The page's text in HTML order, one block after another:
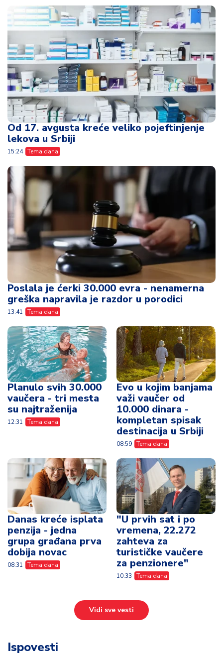
Od 17. avgusta kreće veliko pojeftinjenje
lekova u Srbiji
15:24 Tema dana
Poslala je ćerki 30.000 evra - nenamerna
greška napravila je razdor u porodici
13:41 Tema dana
Planulo svih 30.000
vaučera - tri mesta
su najtraženija
12:31 Tema dana
Evo u kojim banjama
važi vaučer od
10.000 dinara -
kompletan spisak
destinacija u Srbiji
08:59 Tema dana
Danas kreće isplata
penzija - jedna
grupa građana prva
dobija novac
08:31 Tema dana
"U prvih sat i po
vremena, 22.272
zahteva za
turističke vaučere
za penzionere"
10:33 Tema dana
Vidi sve vesti
Ispovesti